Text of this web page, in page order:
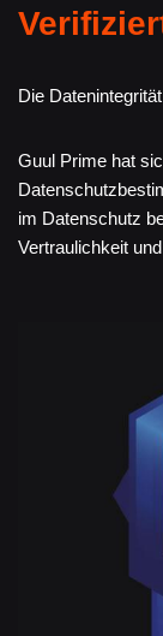
Die
Guul Prime hat
im Datenschutz
Vertraulichkeit